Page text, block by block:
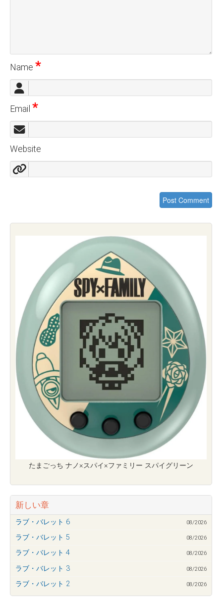
Name *
Email *
Website
たまごっち ナノ×スパイ×ファミリー スパイグリーン
新しい章
ラブ・バレット 6 08/2026
ラブ・バレット 5 08/2026
ラブ・バレット 4 08/2026
ラブ・バレット 3 08/2026
ラブ・バレット 2 08/2026